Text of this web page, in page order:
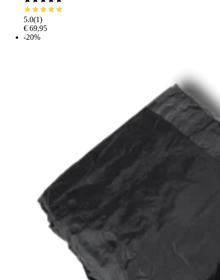
5.0(1)
€ 69,95
-20%